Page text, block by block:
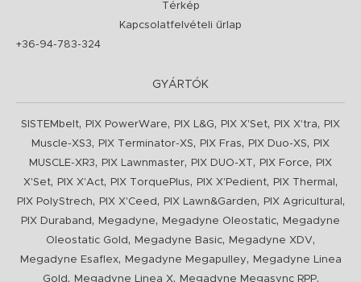
Térkép
Kapcsolatfelvételi űrlap
+36-94-783-324
GYÁRTÓK
SISTEMbelt, PIX PowerWare, PIX L&G, PIX X'Set, PIX X'tra,
PIX
Muscle-XS3, PIX Terminator-XS, PIX Fras, PIX Duo-XS,
PIX
MUSCLE-XR3, PIX Lawnmaster, PIX DUO-XT, PIX Force,
PIX
X'Set, PIX X'Act, PIX TorquePlus, PIX X'Pedient, PIX Thermal ,
PIX PolyStrech, PIX X'Ceed , PIX Lawn&Garden, PIX Agricultural ,
PIX Duraband , Megadyne, Megadyne Oleostatic,
Megadyne
Oleostatic Gold , Megadyne Basic, Megadyne XDV,
Megadyne Esaflex, Megadyne Megapulley,
Megadyne Linea
Gold , Megadyne Linea X, Megadyne Megasync RPP,